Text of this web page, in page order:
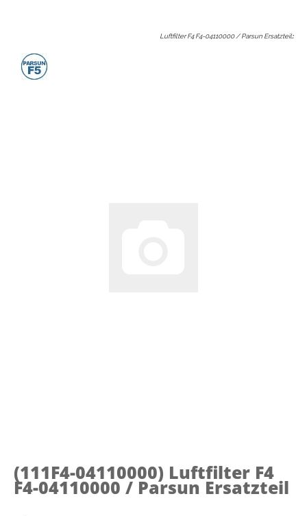
Luftfilter F4 F4-04110000 / Parsun Ersatzteil:
(111F4-04110000) Luftfilter F4
F4-04110000 / Parsun Ersatzteil